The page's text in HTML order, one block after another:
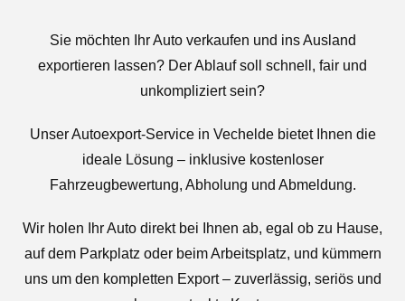
Sie möchten Ihr Auto verkaufen und ins Ausland
exportieren lassen? Der Ablauf soll schnell, fair und
unkompliziert sein?
Unser Autoexport-Service in Vechelde bietet Ihnen die
ideale Lösung – inklusive kostenloser
Fahrzeugbewertung, Abholung und Abmeldung.
Wir holen Ihr Auto direkt bei Ihnen ab, egal ob zu Hause,
auf dem Parkplatz oder beim Arbeitsplatz, und kümmern
uns um den kompletten Export – zuverlässig, seriös und